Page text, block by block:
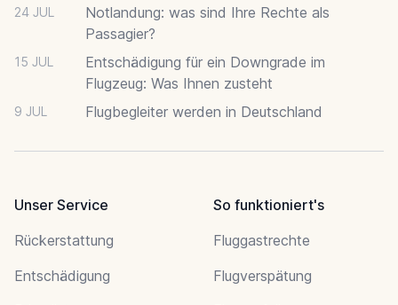
24 JUL
Notlandung: was sind Ihre Rechte als
Passagier?
15 JUL
Entschädigung für ein Downgrade im
Flugzeug: Was Ihnen zusteht
9 JUL Flugbegleiter werden in Deutschland
Unser Service
Rückerstattung
Entschädigung
So funktioniert's
Fluggastrechte
Flugverspätung